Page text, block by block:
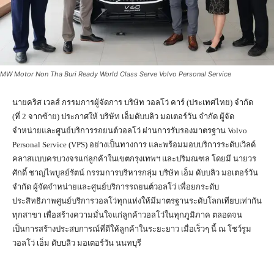
MW Motor Non Tha Buri Ready World Class Serve Volvo Personal Service
นายคริส เวลส์ กรรมการผู้จัดการ บริษัท วอลโว่ คาร์ (ประเทศไทย) จำกัด
(ที่ 2 จากซ้าย) ประกาศให้ บริษัท เอ็มดับบลิว มอเตอร์วัน จำกัด ผู้จัด
จำหน่ายและศูนย์บริการรถยนต์วอลโว่ ผ่านการรับรองมาตรฐาน Volvo
Personal Service (VPS) อย่างเป็นทางการ และพร้อมมอบบริการระดับเวิลด์
คลาสแบบครบวงจรแก่ลูกค้าในเขตกรุงเทพฯ และปริมณฑล โดยมี นายวร
ศักดิ์ ชาญไพบูลย์รัตน์ กรรมการบริหารกลุ่ม บริษัท เอ็ม ดับบลิว มอเตอร์วัน
จำกัด ผู้จัดจำหน่ายและศูนย์บริการรถยนต์วอลโว่ เพื่อยกระดับ
ประสิทธิภาพศูนย์บริการวอลโว่ทุกแห่งให้มีมาตรฐานระดับโลกเทียบเท่ากัน
ทุกสาขา เพื่อสร้างความมั่นใจแก่ลูกค้าวอลโว่ในทุกภูมิภาค ตลอดจน
เป็นการสร้างประสบการณ์ที่ดีให้ลูกค้าในระยะยาว เมื่อเร็วๆ นี้ ณ โชว์รูม
วอลโว่ เอ็ม ดับบลิว มอเตอร์วัน นนทบุรี